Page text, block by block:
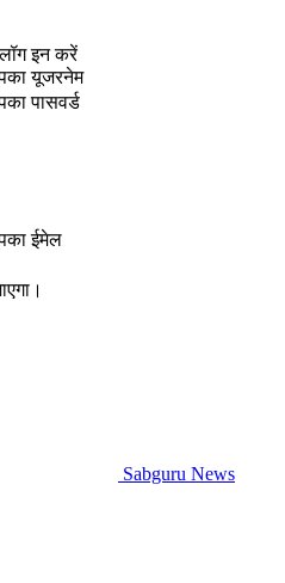
इन करें
यूजरनेम
पासवर्ड
ईमेल
Sabguru News